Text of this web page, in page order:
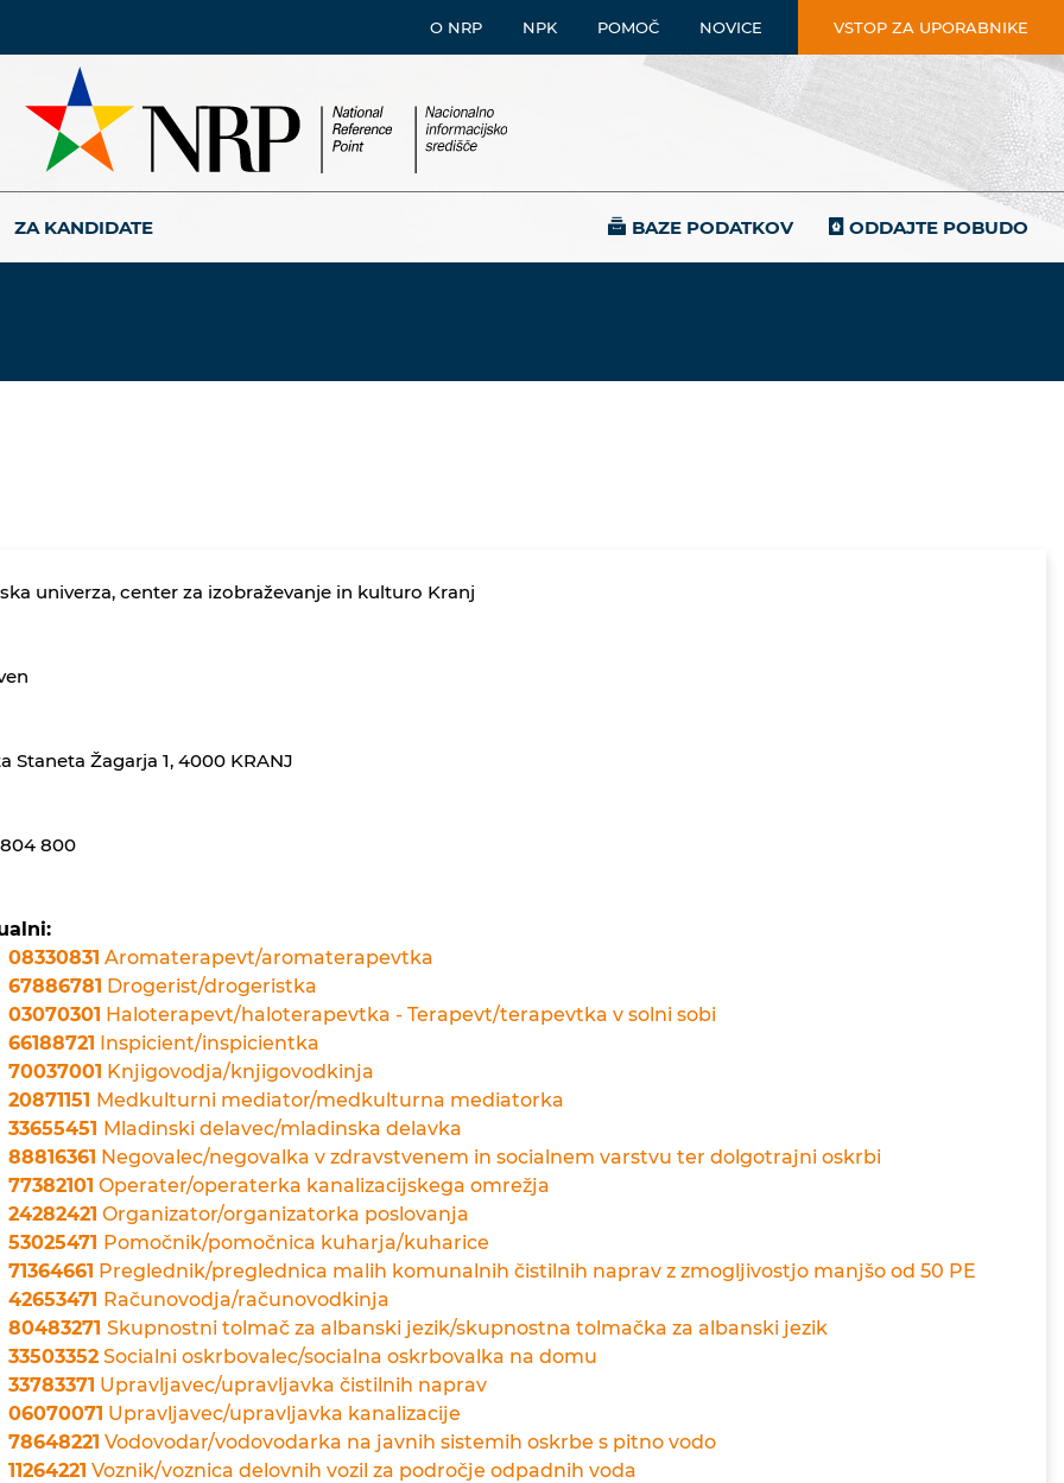
O NRP NPK POMOČ NOVICE VSTOP ZA UPORABNIKE
ZA KANDIDATE BAZE PODATKOV ODDAJTE POBUDO
univerza, center za izobraževanje in kulturo Kranj
Staneta Žagarja 1, 4000 KRANJ
800
08330831 Aromaterapevt/aromaterapevtka
67886781 Drogerist/drogeristka
03070301 Haloterapevt/haloterapevtka - Terapevt/terapevtka v solni sobi
66188721 Inspicient/inspicientka
70037001 Knjigovodja/knjigovodkinja
20871151 Medkulturni mediator/medkulturna mediatorka
33655451 Mladinski delavec/mladinska delavka
88816361 Negovalec/negovalka v zdravstvenem in socialnem varstvu ter dolgotrajni oskrbi
77382101 Operater/operaterka kanalizacijskega omrežja
24282421 Organizator/organizatorka poslovanja
53025471 Pomočnik/pomočnica kuharja/kuharice
71364661 Preglednik/preglednica malih komunalnih čistilnih naprav z zmogljivostjo manjšo od 50 PE
42653471 Računovodja/računovodkinja
80483271 Skupnostni tolmač za albanski jezik/skupnostna tolmačka za albanski jezik
33503352 Socialni oskrbovalec/socialna oskrbovalka na domu
33783371 Upravljavec/upravljavka čistilnih naprav
06070071 Upravljavec/upravljavka kanalizacije
78648221 Vodovodar/vodovodarka na javnih sistemih oskrbe s pitno vodo
11264221 Voznik/voznica delovnih vozil za področje odpadnih voda